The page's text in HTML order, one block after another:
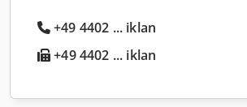
+49 4402 ... iklan
+49 4402 ... iklan